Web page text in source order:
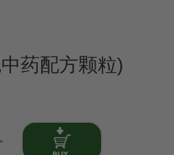
药配方颗粒)